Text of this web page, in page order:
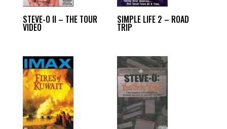
STEVE-O II – THE TOUR
VIDEO
SIMPLE LIFE 2 – ROAD
TRIP